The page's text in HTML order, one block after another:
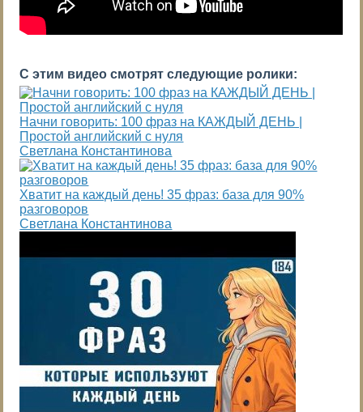
С этим видео смотрят следующие ролики:
Начни говорить: 100 фраз на КАЖДЫЙ ДЕНЬ |
Простой английский с нуля
Светлана Константинова
Хватит на каждый день! 35 фраз: база для 90%
разговоров
Светлана Константинова